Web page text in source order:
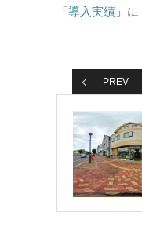
「導入実績 」に
PREV